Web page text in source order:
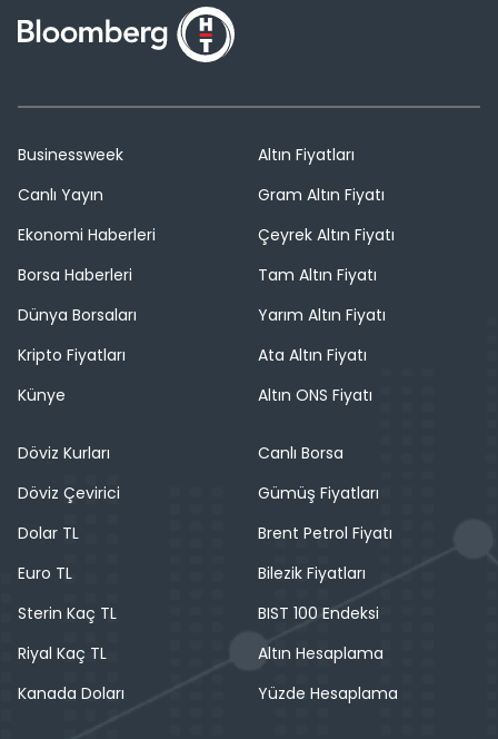
Businessweek
Canlı Yayın
Ekonomi Haberleri
Borsa Haberleri
Dünya Borsaları
Kripto Fiyatları
Künye
Altın Fiyatları
Gram Altın Fiyatı
Çeyrek Altın Fiyatı
Tam Altın Fiyatı
Yarım Altın Fiyatı
Ata Altın Fiyatı
Altın ONS Fiyatı
Döviz Kurları
Döviz Çevirici
Dolar TL
Euro TL
Sterin Kaç TL
Riyal Kaç TL
Kanada Doları
Canlı Borsa
Gümüş Fiyatları
Brent Petrol Fiyatı
Bilezik Fiyatları
BIST 100 Endeksi
Altın Hesaplama
Yüzde Hesaplama